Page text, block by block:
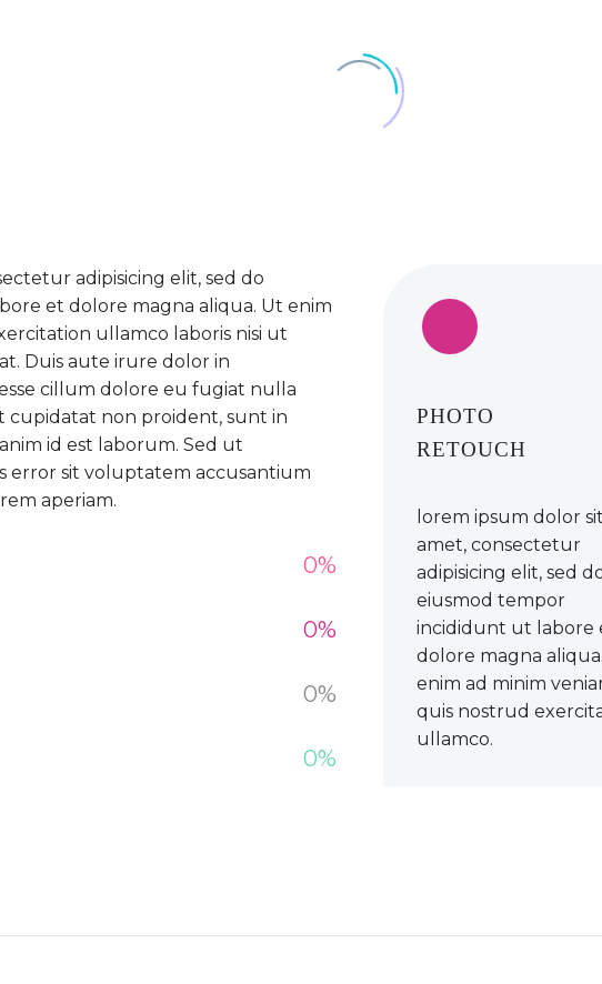
adipisicing elit, sed do
et dolore magna aliqua. Ut enim
ullamco laboris nisi ut
Duis aute irure dolor in
cillum dolore eu fugiat nulla
cupidatat non proident, sunt in
id est laborum. Sed ut
error sit voluptatem accusantium
aperiam.
0%
0%
0%
0%
PHOTO
RETOUCH
lorem ipsum dolor sit
amet, consectetur
adipisicing elit, sed
eiusmod tempor
incididunt ut labore
dolore magna
enim ad minim
quis nostrud
ullamco.